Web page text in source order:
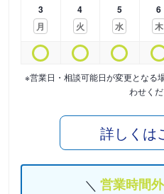
3
月
4
火
5
水
6
木
※営業日・相談可能日が変更となる
わせくだ
詳しくは
営業時間外